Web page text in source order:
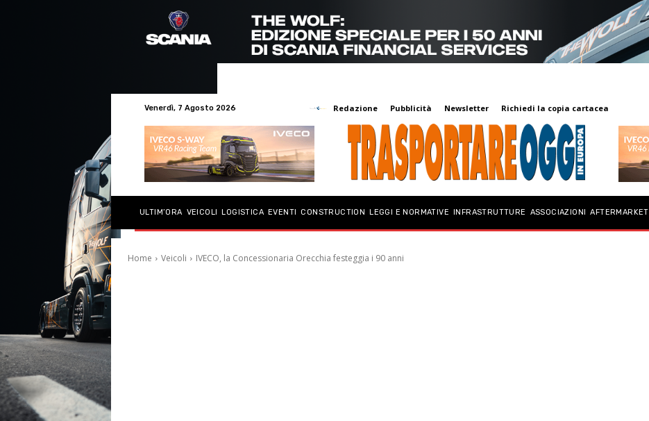
Venerdì, 7 Agosto 2026 Redazione Pubblicità Newsletter Richiedi la copia cartacea
ULTIM’ORA VEICOLI LOGISTICA EVENTI CONSTRUCTION LEGGI E NORMATIVE INFRASTRUTTURE ASSOCIAZIONI AFTERMARKET
Home Veicoli IVECO, la Concessionaria Orecchia festeggia i 90 anni